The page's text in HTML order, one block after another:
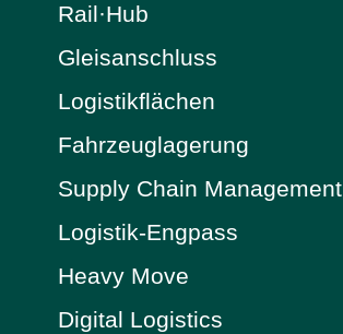
Rail·Hub
Gleisanschluss
Logistikflächen
Fahrzeuglagerung
Supply Chain Management
Logistik-Engpass
Heavy Move
Digital Logistics